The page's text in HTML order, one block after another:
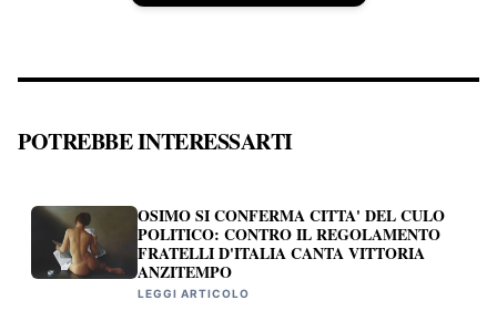
POTREBBE INTERESSARTI
OSIMO SI CONFERMA CITTA' DEL CULO
POLITICO: CONTRO IL REGOLAMENTO
FRATELLI D'ITALIA CANTA VITTORIA
ANZITEMPO
LEGGI ARTICOLO